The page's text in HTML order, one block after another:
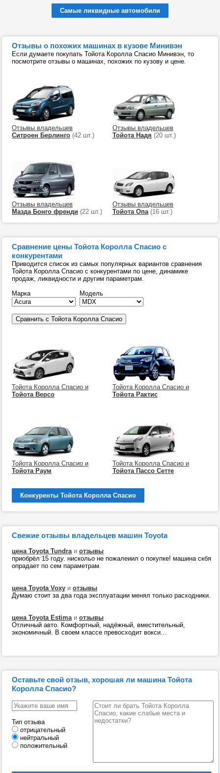
Самые ликвидные автомобили
Отзывы о похожих машинах в кузове Минивэн
Если думаете покупать Тойота Королла Спасио Минивэн, то
посмотрите отзывы о машинах, похожих по кузову и цене.
Отзывы владельцев
Ситроен Берлинго (42 шт.)
Отзывы владельцев
Тойота Надя (20 шт.)
Отзывы владельцев
Мазда Бонго френди (22 шт.)
Отзывы владельцев
Тойота Опа(16 шт.)
Сравнение цены Тойота Королла Спасио с
конкурентами
Приводится список из самых популярных вариантов сравнения
Тойота Королла Спасио с конкурентами по цене, динамике
продаж, ликвидности и другим параметрам.
Марка
Модель
Тойота Королла Спасио и
Тойота Версо
Тойота Королла Спасио и
Тойота Рактис
Тойота Королла Спасио и
Тойота Раум
Тойота Королла Спасио и
Тойота Пассо Сетте
Конкуренты Тойота Королла Спасио
Свежие отзывы владельцев машин Toyota
цена Toyota Tundraи отзывы
приобрёл 15 году. нискольо не пожалеиил о покупке! машина скбя
опрадает по сем параметрам.
цена Toyota Voxy и отзывы
Думаю стоит за два года эксплуатации менял только расходники.
цена Toyota Estimaи отзывы
Отличный авто. Комфортный, надёжный, вместительный,
экономичный. В своем классе превосходит вокси...
Оставьте свой отзыв, хорошая ли машина Тойота
Королла Спасио?
Тип отзыва
отрицательный
нейтральный
положительный